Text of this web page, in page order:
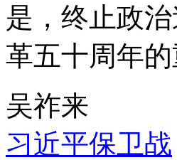
是，终止政
革五十周年的
吴祚来
习近平保卫战